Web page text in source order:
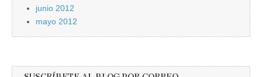
junio 2012
mayo 2012